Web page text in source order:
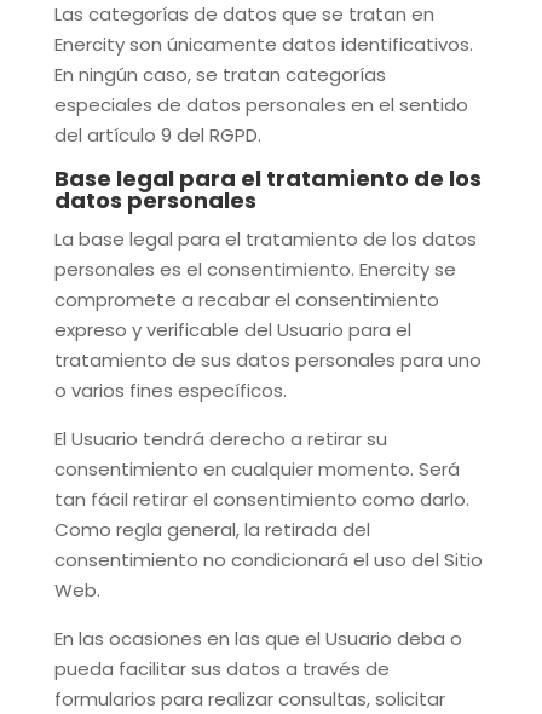
Las categorías de datos que se tratan en
Enercityson únicamente datos identificativos.
En ningún caso, se tratan categorías
especiales de datos personales en el sentido
del artículo 9 del RGPD.
Base legal para el tratamiento de los
datos personales
La base legal para el tratamiento de los datos
personales es el consentimiento. Enercityse
compromete a recabar el consentimiento
expreso y verificable del Usuario para el
tratamiento de sus datos personales para uno
o varios fines específicos.
El Usuario tendrá derecho a retirar su
consentimiento en cualquier momento. Será
tan fácil retirar el consentimiento como darlo.
Como regla general, la retirada del
consentimiento no condicionará el uso del Sitio
Web.
En las ocasiones en las que el Usuario deba o
pueda facilitar sus datos a través de
formularios para realizar consultas, solicitar